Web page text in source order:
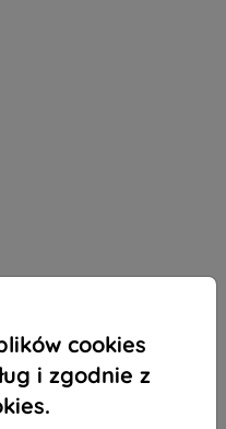
cookies
i zgodnie z